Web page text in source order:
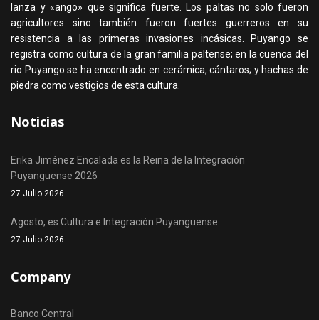
lanza y «ango» que significa fuerte. Los paltas no solo fueron
agricultores sino también fueron fuertes guerreros en su
resistencia a las primeras invasiones incásicas. Puyango se
registra como cultura de la gran familia paltense; en la cuenca del
rio Puyango se ha encontrado en cerámica, cántaros; y hachas de
piedra como vestigios de esta cultura.
Noticias
Erika Jiménez Encalada es la Reina de la Integración
Puyanguense 2026
27 Julio 2026
Agosto, es Cultura e Integración Puyanguense
27 Julio 2026
Company
Banco Central